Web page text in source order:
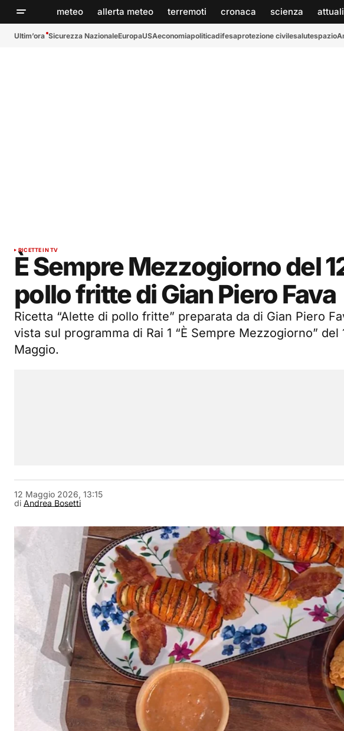
meteo allerta meteo terremoti cronaca scienza
Ultim’ora Sicurezza NazionaleEuropaUSAeconomiapoliticadifesaprotezione civilesalutespazio
RICETTE IN TV
È Sempre Mezzogiorno del
pollo fritte di Gian Piero Fava
Ricetta “Alette di pollo fritte” preparata da di Gian Piero
vista sul programma di Rai 1 “È Sempre Mezzogiorno” del
Maggio.
di Andrea Bosetti
12 Maggio 2026, 13:15